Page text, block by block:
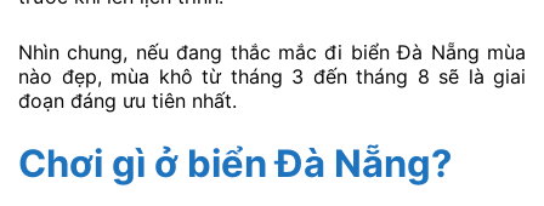
Nhìn chung, nếu đang thắc mắc đi biển Đà Nẵng mùa
nào đẹp, mùa khô từ tháng 3 đến tháng 8 sẽ là giai
đoạn đáng ưu tiên nhất.
Chơi gì ở biển Đà Nẵng?